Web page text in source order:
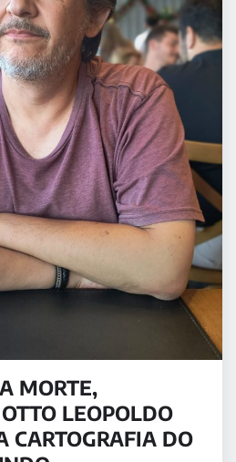
MORTE,
LEOPOLDO
CARTOGRAFIA DO